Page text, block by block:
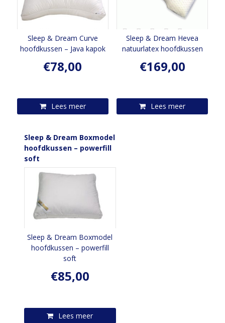
Sleep & Dream Curve
hoofdkussen – Java kapok
€78,00
Lees meer
Sleep & Dream Hevea
natuurlatex hoofdkussen
€169,00
Lees meer
Sleep & Dream Boxmodel
hoofdkussen – powerfill
soft
Sleep & Dream Boxmodel
hoofdkussen – powerfill
soft
€85,00
Lees meer